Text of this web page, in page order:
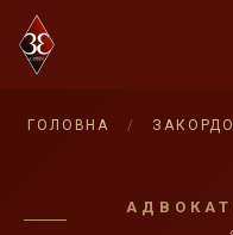
ГОЛОВНА /